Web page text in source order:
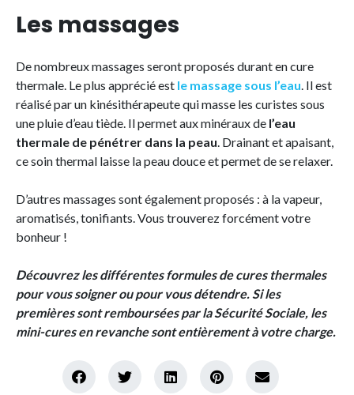
Les massages
De nombreux massages seront proposés durant en cure
thermale. Le plus apprécié est le massage sous l’eau. Il est
réalisé par un kinésithérapeute qui masse les curistes sous
une pluie d’eau tiède. Il permet aux minéraux de l’eau
thermale de pénétrer dans la peau. Drainant et apaisant,
ce soin thermal laisse la peau douce et permet de se relaxer.
D’autres massages sont également proposés : à la vapeur,
aromatisés, tonifiants. Vous trouverez forcément votre
bonheur !
Découvrez les différentes formules de cures thermales
pour vous soigner ou pour vous détendre. Si les
premières sont remboursées par la Sécurité Sociale, les
mini-cures en revanche sont entièrement à votre charge.